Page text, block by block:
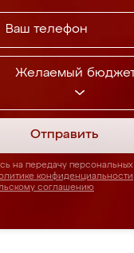
Желаемый
Отправить
на передачу
конфиденциальности
соглашению